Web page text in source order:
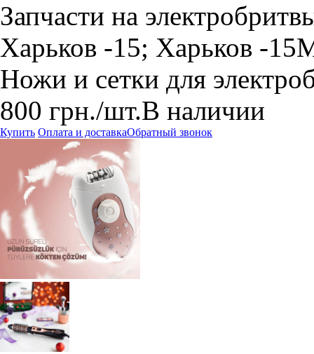
Запчасти на
Харьков -15; Харьков -
Ножи и сетки для
800 грн./шт.В наличии
Купить Оплата и доставкаОбратный звонок